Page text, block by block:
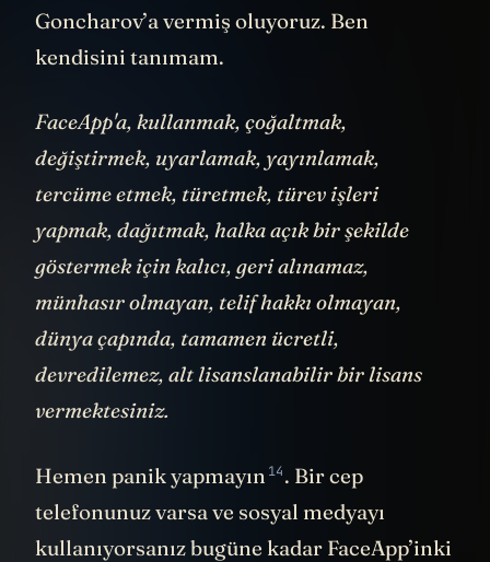
Goncharov’a vermiş oluyoruz. Ben
kendisini tanımam.
FaceApp'a, kullanmak, çoğaltmak,
değiştirmek, uyarlamak, yayınlamak,
tercüme etmek, türetmek, türev işleri
yapmak, dağıtmak, halka açık bir şekilde
göstermek için kalıcı, geri alınamaz,
münhasır olmayan, telif hakkı olmayan,
dünya çapında, tamamen ücretli,
devredilemez, alt lisanslanabilir bir lisans
vermektesiniz.
Hemen panikyapmayın 14. Bir cep
telefonunuz varsa ve sosyal medyayı
kullanıyorsanız bugüne kadar FaceApp’inki